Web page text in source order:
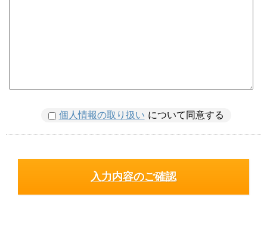
個人情報の取り扱い について同意する